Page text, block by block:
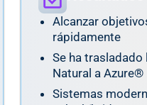
Alcanzar
rápidamente
Se ha
Natural a Azure®
Sistemas